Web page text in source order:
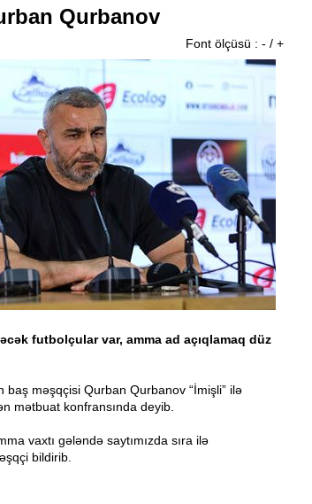
Qurbanov
Font ölçüsü : - / +
futbolçular var, amma ad açıqlamaq düz
baş məşqçisi Qurban Qurbanov “İmişli” ilə
mətbuat konfransında deyib.
vaxtı gələndə saytımızda sıra ilə
bildirib.